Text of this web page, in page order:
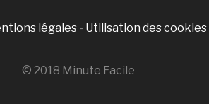
légales - Utilisation des cookies
© 2018 Minute Facile